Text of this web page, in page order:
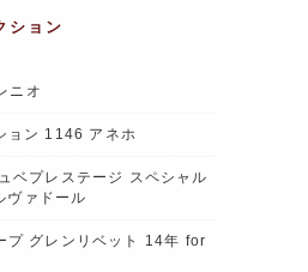
ション
ニオ
ョン 1146 アネホ
ベプレステージ スペシャル
ヴァドール
プ グレンリベット 14年 for